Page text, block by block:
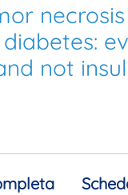
not